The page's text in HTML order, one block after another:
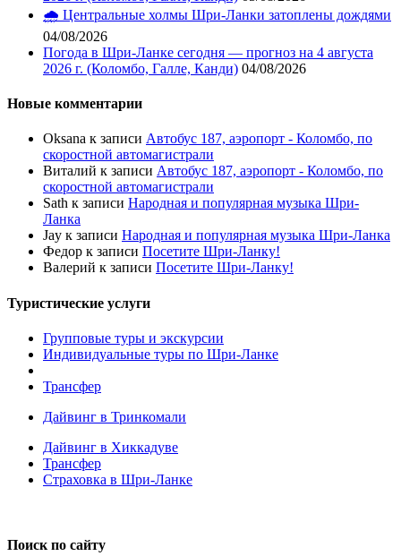
🌧️ Центральные холмы Шри-Ланки затоплены дождями
04/08/2026
Погода в Шри-Ланке сегодня — прогноз на 4 августа
2026 г. (Коломбо, Галле, Канди) 04/08/2026
Новые комментарии
Oksana к записи Автобус 187, аэропорт - Коломбо, по
скоростной автомагистрали
Виталий к записи Автобус 187, аэропорт - Коломбо, по
скоростной автомагистрали
Sath к записи Народная и популярная музыка Шри-
Ланка
Jay к записи Народная и популярная музыка Шри-Ланка
Федор к записи Посетите Шри-Ланку!
Валерий к записи Посетите Шри-Ланку!
Туристические услуги
Групповые туры и экскурсии
Индивидуальные туры по Шри-Ланке
Трансфер
Дайвинг в Тринкомали
Дайвинг в Хиккадуве
Трансфер
Страховка в Шри-Ланке
Поиск по сайту